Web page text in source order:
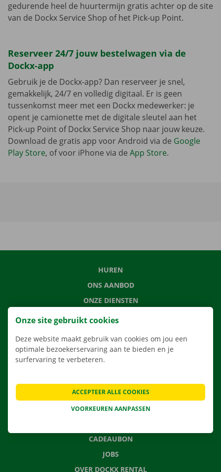
gedurende heel de huurtermijn gratis achter op de site
van de Dockx Service Shop of het Pick-up Point.
Reserveer 24/7 jouw bestelwagen via de
Dockx-app
Gebruik je de Dockx-app? Dan reserveer je snel,
gemakkelijk, 24/7 en volledig digitaal. Er is geen
tussenkomst meer met een Dockx medewerker: je
opent je camionette met de digitale sleutel aan het
Pick-up Point of Dockx Service Shop naar jouw keuze.
Download de gratis app voor Android via de Google
Play Store, of voor iPhone via de App Store.
HUREN
ONS AANBOD
ONZE DIENSTEN
LOCATIES
VERHUISOPLOSSINGEN
CONTACTEER ONS
VEELGESTELDE VRAGEN
CADEAUBON
JOBS
OVER DOCKX RENTAL
Onze site gebruikt cookies
Deze website maakt gebruik van cookies om jou een
optimale bezoekerservaring aan te bieden en je
surfervaring te verbeteren.
VOORKEUREN AANPASSEN
ACCEPTEER ALLE COOKIES